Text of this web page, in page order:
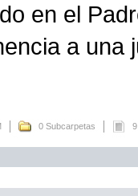
en el
a una
0 Subcarpetas